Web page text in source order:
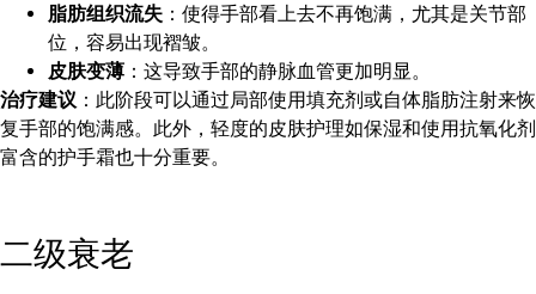
脂肪组织流失 ：使得手部看上去不再饱满，尤其是关节部
位，容易出现褶皱。
皮肤变薄 ：这导致手部的静脉血管更加明显。
治疗建议 ：此阶段可以通过局部使用填充剂或自体脂肪注射来恢
复手部的饱满感。此外，轻度的皮肤护理如保湿和使用抗氧化剂
富含的护手霜也十分重要。
二级衰老